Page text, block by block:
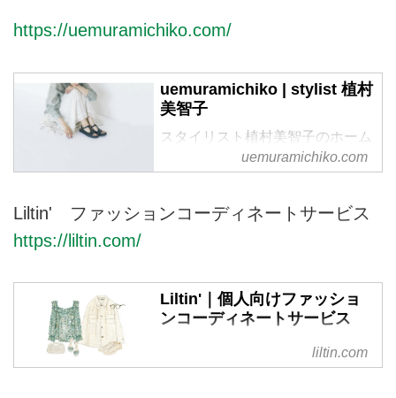
https://uemuramichiko.com/
uemuramichiko | stylist 植村
美智子
スタイリスト植村美智子のホーム
ページです。uemuramichiko.com
Liltin' ファッションコーディネートサービス
https://liltin.com/
Liltin'｜個人向けファッショ
ンコーディネートサービス
リルティンは、個人の方が日頃の
ファッションに関するお悩みを相
liltin.com